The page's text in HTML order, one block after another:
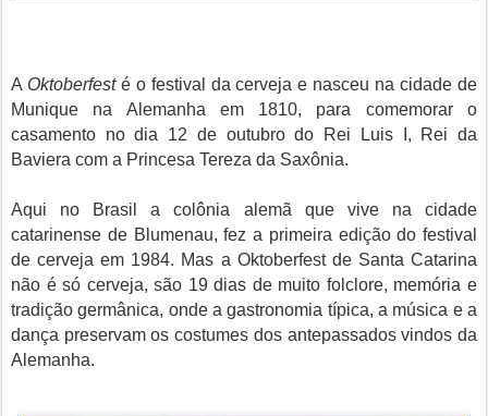
A Oktoberfesté o festival da cerveja e nasceu na cidade de
Munique na Alemanha em 1810, para comemorar o
casamento no dia 12 de outubro do Rei Luis I, Rei da
Baviera com a Princesa Tereza da Saxônia.
Aqui no Brasil a colônia alemã que vive na cidade
catarinense de Blumenau, fez a primeira edição do festival
de cerveja em 1984. Mas a Oktoberfest de Santa Catarina
não é só cerveja, são 19 dias de muito folclore, memória e
tradição germânica, onde a gastronomia típica, a música e a
dança preservam os costumes dos antepassados vindos da
Alemanha.